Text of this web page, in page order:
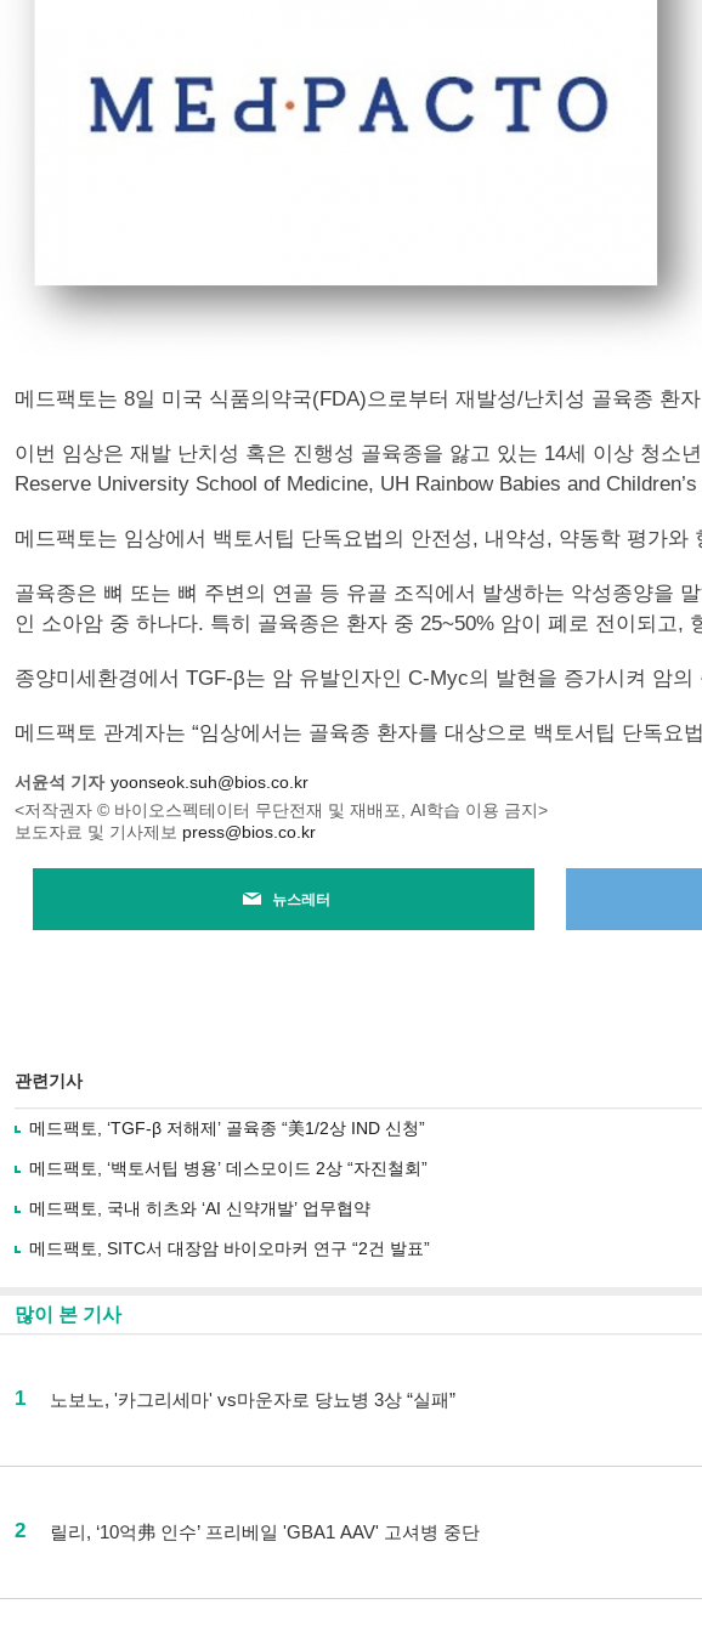
메드팩토는 8일 미국 식품의약국(FDA)으로부터 재발성/난치성 골육종 환
이번 임상은 재발 난치성 혹은 진행성 골육종을 앓고 있는 14세 이상 청소
Reserve University School of Medicine, UH Rainbow Babies and
메드팩토는 임상에서 백토서팁 단독요법의 안전성, 내약성, 약동학 평가와
골육종은 뼈 또는 뼈 주변의 연골 등 유골 조직에서 발생하는 악성종양을
인 소아암 중 하나다. 특히 골육종은 환자 중 25~50% 암이 폐로 전이되고
종양미세환경에서 TGF-β는 암 유발인자인 C-Myc의 발현을 증가시켜 암
메드팩토 관계자는 “임상에서는 골육종 환자를 대상으로 백토서팁 단독요
서윤석 기자 yoonseok.suh@bios.co.kr
<저작권자 © 바이오스펙테이터 무단전재 및 재배포, AI학습 이용 금지>
보도자료 및 기사제보 press@bios.co.kr
뉴스레터
관련기사
메드팩토, ‘TGF-β 저해제’ 골육종 “美1/2상 IND 신청”
메드팩토, ‘백토서팁 병용’ 데스모이드 2상 “자진철회”
메드팩토, 국내 히츠와 ‘AI 신약개발’ 업무협약
메드팩토, SITC서 대장암 바이오마커 연구 “2건 발표”
많이 본 기사
1 노보노, '카그리세마' vs마운자로 당뇨병 3상 “실패”
2 릴리, ‘10억弗 인수’ 프리베일 'GBA1 AAV' 고셔병 중단